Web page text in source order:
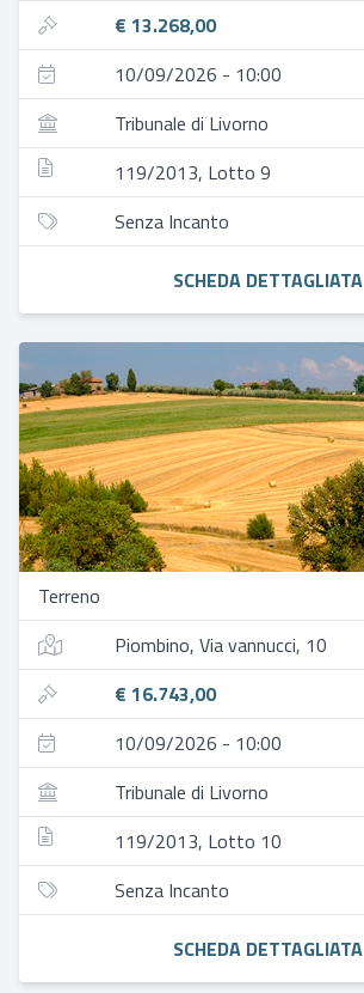
€ 13.268,00
10/09/2026 - 10:00
Tribunale di Livorno
119/2013, Lotto 9
Senza Incanto
SCHEDA DETTAGLIATA
Terreno
Piombino, Via vannucci, 10
€ 16.743,00
10/09/2026 - 10:00
Tribunale di Livorno
119/2013, Lotto 10
Senza Incanto
SCHEDA DETTAGLIATA